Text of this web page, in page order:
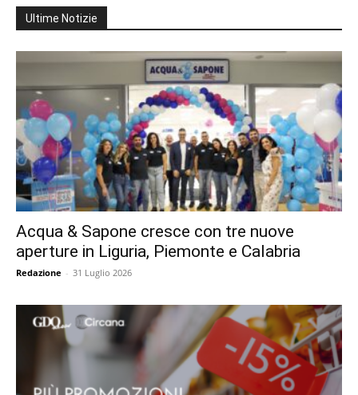
Ultime Notizie
Acqua & Sapone cresce con tre nuove
aperture in Liguria, Piemonte e Calabria
Redazione - 31 Luglio 2026